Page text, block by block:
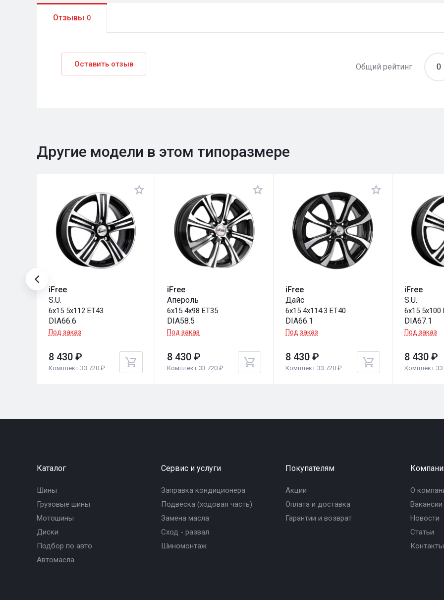
Отзывы 0
Оставить отзыв Общий рейтинг 0
Другие модели в этом типоразмере
iFree
S.U.
6x15 5x112 ET43
DIA66.6
Под заказ
8 430 ₽
Комплект 33 720 ₽
iFree
Апероль
6x15 4x98 ET35
DIA58.5
Под заказ
8 430 ₽
Комплект 33 720 ₽
iFree
Дайс
6x15 4x114.3 ET40
DIA66.1
Под заказ
8 430 ₽
Комплект 33 720 ₽
iFree
S.U.
6x15 5x100
DIA67.1
Под заказ
8 430 ₽
Комплект 33
Каталог
Шины
Грузовые шины
Мотошины
Диски
Подбор по авто
Автомасла
Сервис и услуги
Заправка кондиционера
Подвеска (ходовая часть)
Замена масла
Сход - развал
Шиномонтаж
Покупателям
Акции
Оплата и доставка
Гарантии и возврат
О
Вакансии
Новости
Статьи
Контакты